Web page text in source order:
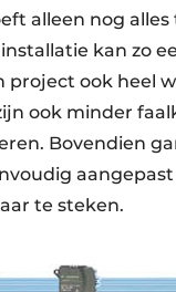
alleen nog
kan zo
project ook heel
ook minder
Bovendien
te steken.